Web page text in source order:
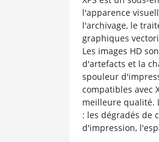
l'apparence
l'archivage, le
graphiques
Les images HD
d'artefacts et la
spouleur
compatibles avec
meilleure qualité.
: les dégradés de
d'impression,